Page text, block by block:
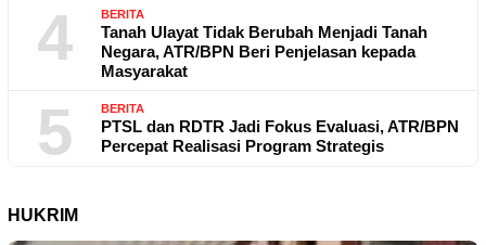
4 BERITA
Tanah Ulayat Tidak Berubah Menjadi Tanah
Negara, ATR/BPN Beri Penjelasan kepada
Masyarakat
5 BERITA
PTSL dan RDTR Jadi Fokus Evaluasi, ATR/BPN
Percepat Realisasi Program Strategis
HUKRIM